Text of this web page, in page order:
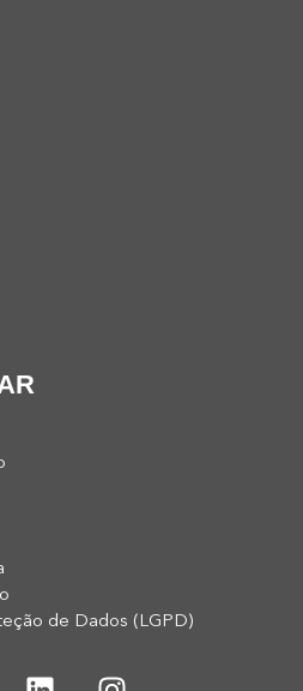
de Dados (LGPD)